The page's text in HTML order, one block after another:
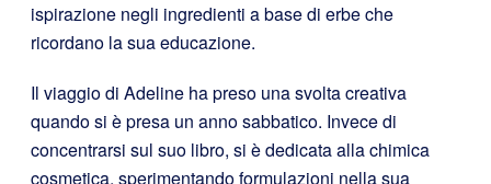
ispirazione negli ingredienti a base di erbe che
ricordano la sua educazione.
Il viaggio di Adeline ha preso una svolta creativa
quando si è presa un anno sabbatico. Invece di
concentrarsi sul suo libro, si è dedicata alla chimica
cosmetica, sperimentando formulazioni nella sua